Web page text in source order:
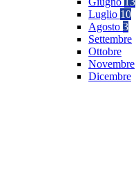
Luglio 10
Agosto 3
Settembre
Ottobre
Novembre
Dicembre